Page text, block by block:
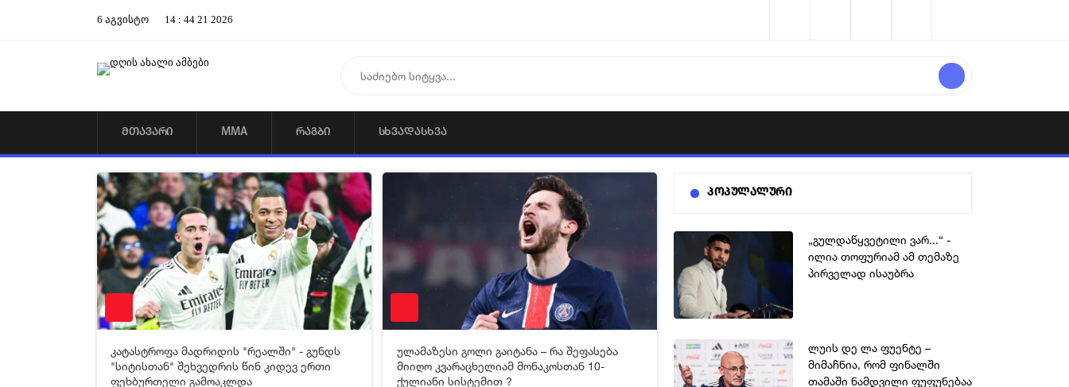
6 აგვისტო 14 : 44 21 2026
ᲛᲗᲐᲕᲐᲠᲘ MMA ᲠᲐᲒᲑᲘ ᲡᲮᲕᲐᲓᲐᲡᲮᲕᲐ
[xfgiven_video2] [/xfgiven_video2]
09-02-2025 15:44 1 331
კატასტროფა მადრიდის "რეალში" - გუნდს
"სიტისთან" შეხვედრის წინ კიდევ ერთი
ფეხბურთელი გამოაკლდა
[xfgiven_video2] [/xfgiven_video2]
08-02-2025 05:34 1 521
ულამაზესი გოლი გაიტანა – რა შეფასება
მიიღო კვარაცხელიამ მონაკოსთან 10-
ქულიანი სისტემით ?
პოპულალური
„გულდაწყვეტილი ვარ...“ -
ილია თოფურიამ ამ თემაზე
პირველად ისაუბრა
ლუის დე ლა ფუენტე –
მიმაჩნია, რომ ფინალში
თამაში ნამდვილი ფუფუნებაა